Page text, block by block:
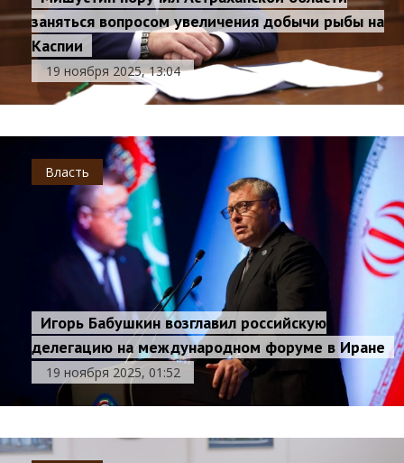
заняться вопросом увеличения добычи рыбы на
Каспии
19 ноября 2025, 13:04
Власть
Игорь Бабушкин возглавил российскую
делегацию на международном форуме в Иране
19 ноября 2025, 01:52